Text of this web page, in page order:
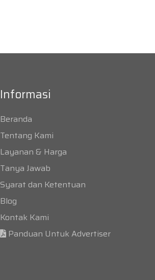
Informasi
Beranda
Tentang Kami
Layanan & Harga
Tanya Jawab
Syarat dan Ketentuan
Blog
Kontak Kami
Panduan Untuk Advertiser